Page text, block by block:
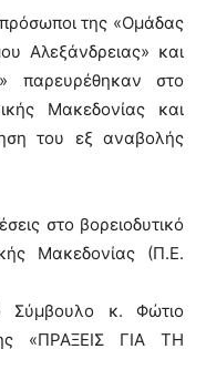
της «Ομάδας
Αλεξάνδρειας» και
παρευρέθηκαν στο
Μακεδονίας και
του εξ αναβολής
στο βορειοδυτικό
Μακεδονίας (Π.Ε.
Σύμβουλο κ. Φώτιο
«ΠΡΑΞΕΙΣ ΓΙΑ ΤΗ